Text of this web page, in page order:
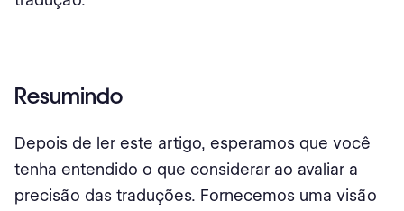
Resumindo
Depois de ler este artigo, esperamos que você
tenha entendido o que considerar ao avaliar a
precisão das traduções. Fornecemos uma visão